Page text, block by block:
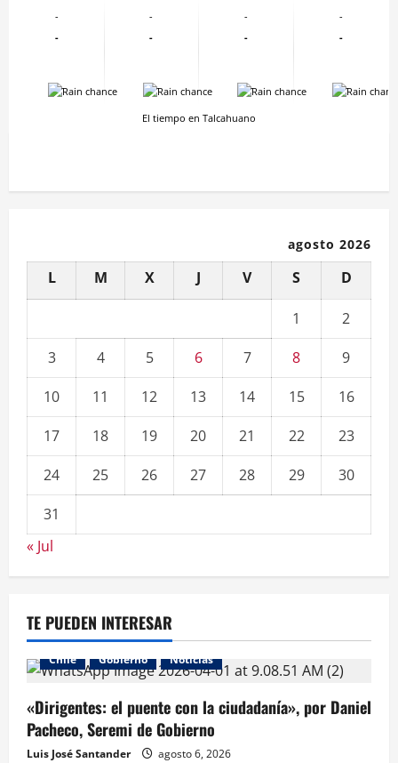
-
-
-
-
-
-
-
-
-
-
-
-
El tiempo en Talcahuano
agosto 2026
L M X J V S D
1
2
3
4 5 6 7 8
9
10
11 12 13 14 15
16
17
18 19 20 21 22
23
24
25 26 27 28 29
30
31
« Jul
TE PUEDEN INTERESAR
Chile Gobierno Noticias
«Dirigentes: el puente con la ciudadanía», por Daniel
Pacheco, Seremi de Gobierno
Luis José Santander
agosto 6, 2026